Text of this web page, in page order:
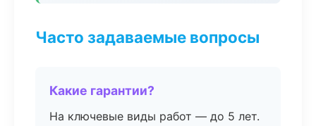
Часто задаваемые вопросы
Какие гарантии?
На ключевые виды работ — до 5 лет.